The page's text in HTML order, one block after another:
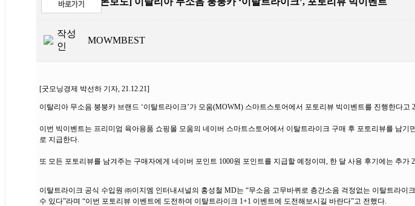
작성
인
MOWMBEST
[굿모닝경제 박선하 기자, 21.12.21]
이탈리아 무소음 붕붕카 브랜드 ‘이탈트라이크’가 모움(MOWM) 스마트스토어에서 포토리뷰 빅이벤트를 진행한다고
이번 빅이벤트는 프리미엄 육아용품 쇼핑몰 모움의 네이버 스마트스토어에서 이탈트라이크 구매 후 포토리뷰를 남기
로 지급한다.
또 모든 포토리뷰를 남겨주는 구매자에게 네이버 포인트 1000원 포인트를 지급할 예정이며, 한 달 사용 후기에는 추가
이탈트라이크 공식 수입원 ㈜이지엠 인터내셔널의 홍성철 MD는 “무소음 고무바퀴로 층간소음 걱정없는 이탈트라이
수 있다”라며 “이번 포토리뷰 이벤트에 도전하여 이탈트라이크 1+1 이벤트에 도전해보시길 바란다”고 전했다.